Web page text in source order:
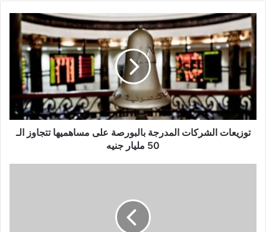
توزيعات
الشركات
المدرجة
بالبورصة
على
مساهميها
تتجاوز
الـ
50
مليار
توزيعات الشركات المدرجة بالبورصة على مساهميها تتجاوز الـ
50 مليار جنيه